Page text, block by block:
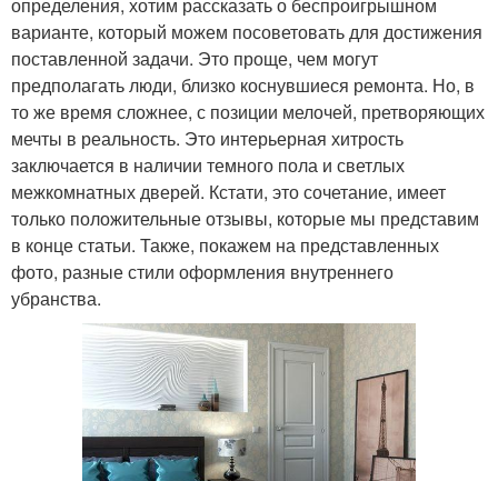
определения, хотим рассказать о беспроигрышном
варианте, который можем посоветовать для достижения
поставленной задачи. Это проще, чем могут
предполагать люди, близко коснувшиеся ремонта. Но, в
то же время сложнее, с позиции мелочей, претворяющих
мечты в реальность. Это интерьерная хитрость
заключается в наличии темного пола и светлых
межкомнатных дверей. Кстати, это сочетание, имеет
только положительные отзывы, которые мы представим
в конце статьи. Также, покажем на представленных
фото, разные стили оформления внутреннего
убранства.